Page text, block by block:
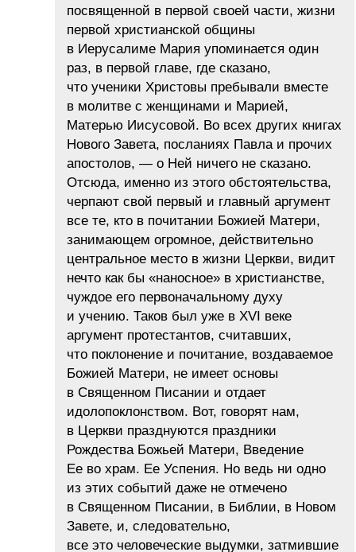
посвященной в первой своей части, жизни
первой христианской общины
в Иерусалиме Мария упоминается один
раз, в первой главе, где сказано,
что ученики Христовы пребывали вместе
в молитве с женщинами и Марией,
Матерью Иисусовой. Во всех других книгах
Нового Завета, посланиях Павла и прочих
апостолов, — о Ней ничего не сказано.
Отсюда, именно из этого обстоятельства,
черпают свой первый и главный аргумент
все те, кто в почитании Божией Матери,
занимающем огромное, действительно
центральное место в жизни Церкви, видит
нечто как бы «наносное» в христианстве,
чуждое его первоначальному духу
и учению. Таков был уже в XVI веке
аргумент протестантов, считавших,
что поклонение и почитание, воздаваемое
Божией Матери, не имеет основы
в Священном Писании и отдает
идолопоклонством. Вот, говорят нам,
в Церкви празднуются праздники
Рождества Божьей Матери, Введение
Ее во храм. Ее Успения. Но ведь ни одно
из этих событий даже не отмечено
в Священном Писании, в Библии, в Новом
Завете, и, следовательно,
все это человеческие выдумки, затмившие